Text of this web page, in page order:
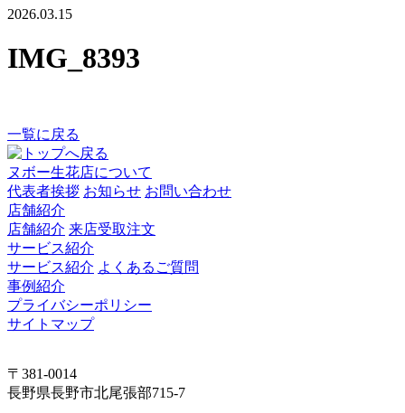
2026.03.15
IMG_8393
一覧に戻る
ヌボー生花店について
代表者挨拶 お知らせ お問い合わせ
店舗紹介
店舗紹介 来店受取注文
サービス紹介
サービス紹介 よくあるご質問
事例紹介
プライバシーポリシー
サイトマップ
〒381-0014
長野県長野市北尾張部715-7